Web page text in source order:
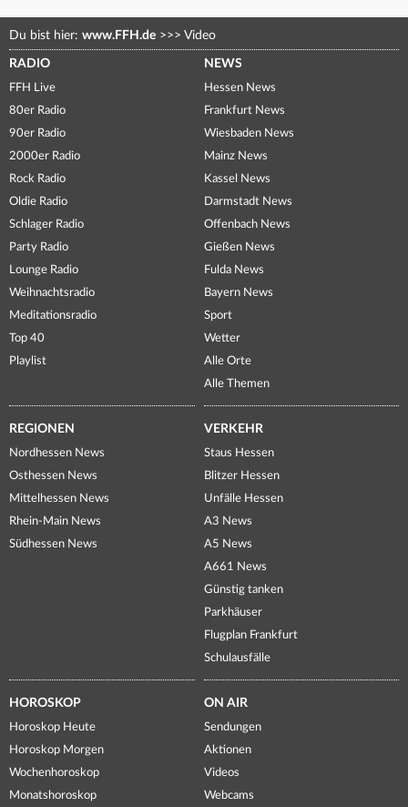
Du bist hier: www.FFH.de >>> Video
RADIO
FFH Live
80er Radio
90er Radio
2000er Radio
Rock Radio
Oldie Radio
Schlager Radio
Party Radio
Lounge Radio
Weihnachtsradio
Meditationsradio
Top 40
Playlist
NEWS
Hessen News
Frankfurt News
Wiesbaden News
Mainz News
Kassel News
Darmstadt News
Offenbach News
Gießen News
Fulda News
Bayern News
Sport
Wetter
Alle Orte
Alle Themen
REGIONEN
Nordhessen News
Osthessen News
Mittelhessen News
Rhein-Main News
Südhessen News
VERKEHR
Staus Hessen
Blitzer Hessen
Unfälle Hessen
A3 News
A5 News
A661 News
Günstig tanken
Parkhäuser
Flugplan Frankfurt
Schulausfälle
HOROSKOP
Horoskop Heute
Horoskop Morgen
Wochenhoroskop
Monatshoroskop
ON AIR
Sendungen
Aktionen
Videos
Webcams